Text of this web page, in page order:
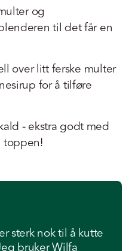
og
til det får en
over litt ferske multer
for å tilføre
- ekstra godt med
toppen!
sterk nok til å kutte
bruker Wilfa